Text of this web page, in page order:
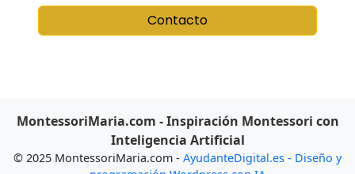
Contacto
MontessoriMaria.com - Inspiración Montessori con
Inteligencia Artificial
© 2025 MontessoriMaria.com - AyudanteDigital.es - Diseño y